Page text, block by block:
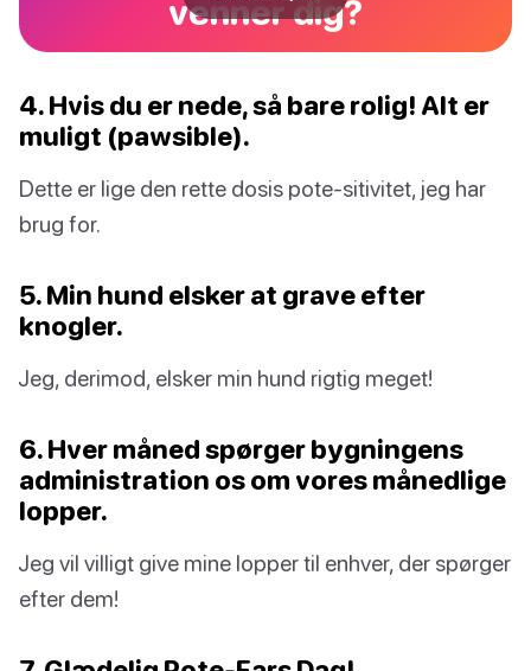
venner dig?
4. Hvis du er nede, så bare rolig! Alt er
muligt (pawsible).
Dette er lige den rette dosis pote-sitivitet, jeg har
brug for.
5. Min hund elsker at grave efter
knogler.
Jeg, derimod, elsker min hund rigtig meget!
6. Hver måned spørger bygningens
administration os om vores månedlige
lopper.
Jeg vil villigt give mine lopper til enhver, der spørger
efter dem!